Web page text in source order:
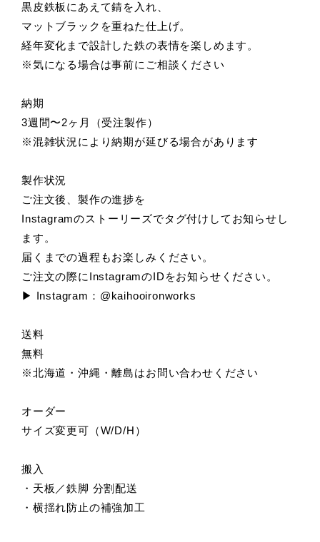
黒皮鉄板にあえて錆を入れ、
マットブラックを重ねた仕上げ。
経年変化まで設計した鉄の表情を楽しめます。
※気になる場合は事前にご相談ください
納期
3週間〜2ヶ月（受注製作）
※混雑状況により納期が延びる場合があります
製作状況
ご注文後、製作の進捗を
Instagramのストーリーズでタグ付けしてお知らせし
ます。
届くまでの過程もお楽しみください。
ご注文の際にInstagramのIDをお知らせください。
▶ Instagram：@kaihooironworks
送料
無料
※北海道・沖縄・離島はお問い合わせください
オーダー
サイズ変更可（W/D/H）
搬入
・天板／鉄脚 分割配送
・横揺れ防止の補強加工